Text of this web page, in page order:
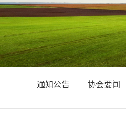
通知公告 协会要闻